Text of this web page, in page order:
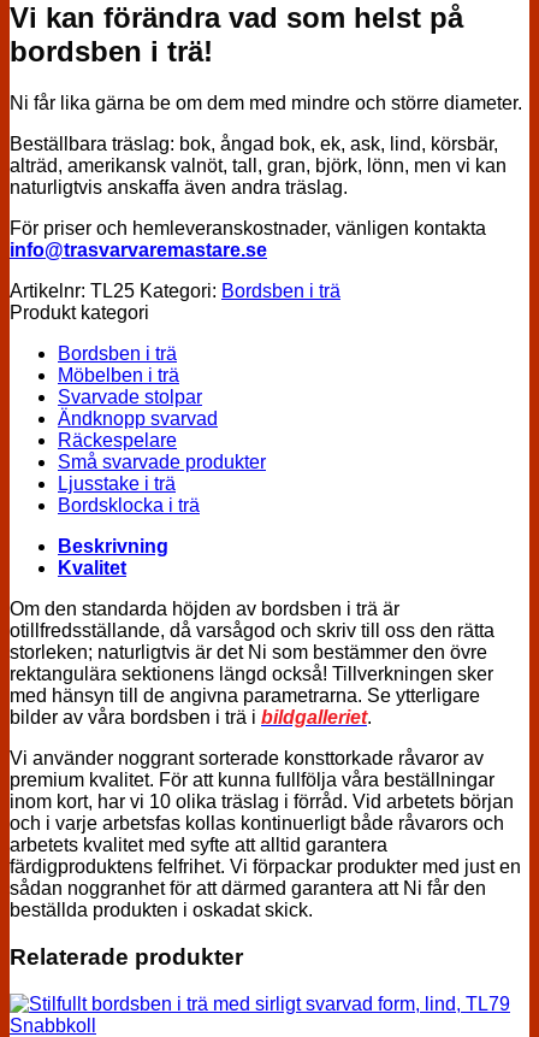
Vi kan förändra vad som helst på
bordsben i trä!
Ni får lika gärna be om dem med mindre och större diameter.
Beställbara träslag: bok, ångad bok, ek, ask, lind, körsbär,
alträd, amerikansk valnöt, tall, gran, björk, lönn, men vi kan
naturligtvis anskaffa även andra träslag.
För priser och hemleveranskostnader, vänligen kontakta
info@trasvarvaremastare.se
Artikelnr: TL25 Kategori: Bordsben i trä
Produkt kategori
Bordsben i trä
Möbelben i trä
Svarvade stolpar
Ändknopp svarvad
Räckespelare
Små svarvade produkter
Ljusstake i trä
Bordsklocka i trä
Beskrivning
Kvalitet
Om den standarda höjden av bordsben i trä är
otillfredsställande, då varsågod och skriv till oss den rätta
storleken; naturligtvis är det Ni som bestämmer den övre
rektangulära sektionens längd också! Tillverkningen sker
med hänsyn till de angivna parametrarna. Se ytterligare
bilder av våra bordsben i trä i bildgalleriet.
Vi använder noggrant sorterade konsttorkade råvaror av
premium kvalitet. För att kunna fullfölja våra beställningar
inom kort, har vi 10 olika träslag i förråd. Vid arbetets början
och i varje arbetsfas kollas kontinuerligt både råvarors och
arbetets kvalitet med syfte att alltid garantera
färdigproduktens felfrihet. Vi förpackar produkter med just en
sådan noggranhet för att därmed garantera att Ni får den
beställda produkten i oskadat skick.
Relaterade produkter
Snabbkoll